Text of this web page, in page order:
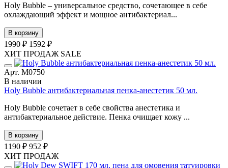
Holy Bubble – универсальное средство, сочетающее в себе
охлаждающий эффект и мощное антибактериал...
В корзину
1990 ₽ 1592 ₽
ХИТ ПРОДАЖ SALE
Арт. М0750
В наличии
Holy Bubble антибактериальная пенка-анестетик 50 мл.
Holy Bubble сочетает в себе свойства анестетика и
антибактериальное действие. Пенка очищает кожу ...
В корзину
1190 ₽ 952 ₽
ХИТ ПРОДАЖ